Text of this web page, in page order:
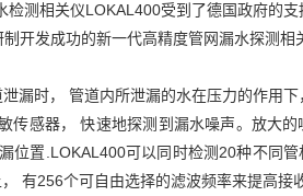
检测相关仪LOKAL400受到了德国政府的
开发成功的新一代高精度管网漏水探测相
漏时， 管道内所泄漏的水在压力的作用
传感器， 快速地探测到漏水噪声。放大
位置.LOKAL400可以同时检测20种不同
有256个可自由选择的滤波频率来提高接